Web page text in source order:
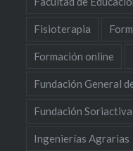
Fisioterapia
Formación online
Fundación General
Fundación Soriactiva
Ingenierías Agrarias